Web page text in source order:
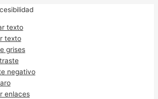
texto
texto
grises
negativo
enlaces